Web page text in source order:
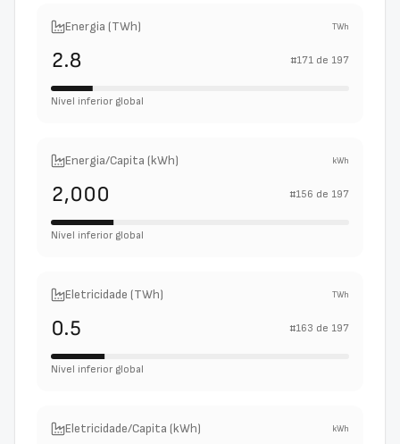
Energia (TWh) TWh
2.8 #171 de 197
Nível inferior global
Energia/Capita (kWh) kWh
2,000 #156 de 197
Nível inferior global
Eletricidade (TWh) TWh
0.5 #163 de 197
Nível inferior global
Eletricidade/Capita (kWh) kWh